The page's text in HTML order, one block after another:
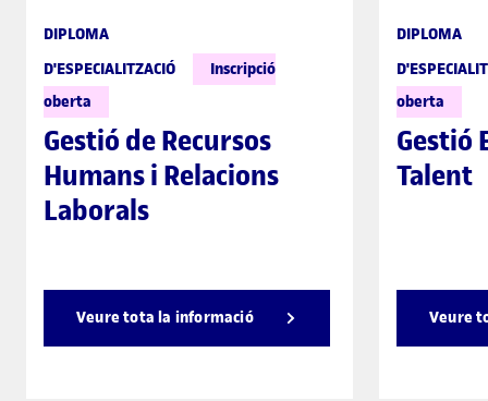
DIPLOMA
D'ESPECIALITZACIÓ
Inscripció
oberta
Gestió de Recursos
Humans i Relacions
Laborals
Veure tota la informació
DIPLOMA
oberta
Gestió
Talent
Veure